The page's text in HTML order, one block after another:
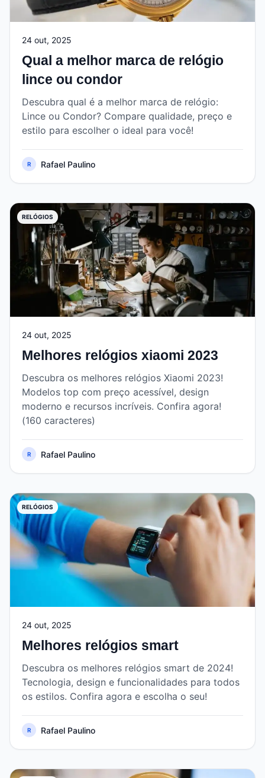
24 out, 2025
Qual a melhor marca de relógio
lince ou condor
Descubra qual é a melhor marca de relógio:
Lince ou Condor? Compare qualidade, preço e
estilo para escolher o ideal para você!
R Rafael Paulino
RELÓGIOS
24 out, 2025
Melhores relógios xiaomi 2023
Descubra os melhores relógios Xiaomi 2023!
Modelos top com preço acessível, design
moderno e recursos incríveis. Confira agora!
(160 caracteres)
R Rafael Paulino
RELÓGIOS
24 out, 2025
Melhores relógios smart
Descubra os melhores relógios smart de 2024!
Tecnologia, design e funcionalidades para todos
os estilos. Confira agora e escolha o seu!
R Rafael Paulino